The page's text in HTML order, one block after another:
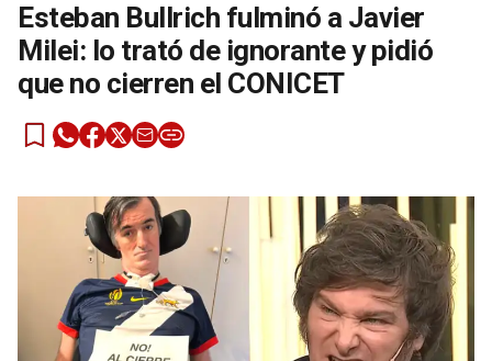
Esteban Bullrich fulminó a Javier
Milei: lo trató de ignorante y pidió
que no cierren el CONICET